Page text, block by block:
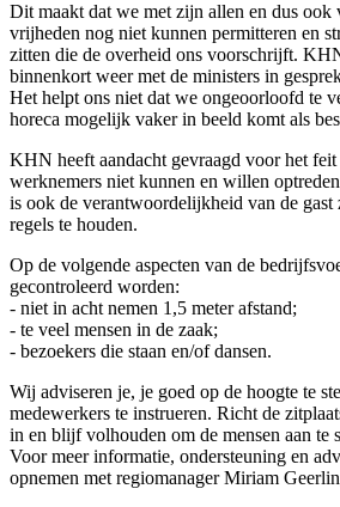
Dit maakt dat we met zijn allen en dus ook
vrijheden nog niet kunnen permitteren en
zitten die de overheid ons voorschrijft.
binnenkort weer met de ministers in
Het helpt ons niet dat we ongeoorloofd te
horeca mogelijk vaker in beeld komt als
KHN heeft aandacht gevraagd voor het feit
werknemers niet kunnen en willen
is ook de verantwoordelijkheid van de gast
regels te houden.
Op de volgende aspecten van de
gecontroleerd worden:
- niet in acht nemen 1,5 meter afstand;
- te veel mensen in de zaak;
- bezoekers die staan en/of dansen.
Wij adviseren je, je goed op de hoogte te
medewerkers te instrueren. Richt de
in en blijf volhouden om de mensen aan te
Voor meer informatie, ondersteuning en
opnemen met regiomanager Miriam